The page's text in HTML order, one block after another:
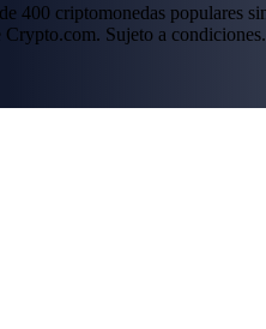
400 criptomonedas
Sujeto a condiciones.